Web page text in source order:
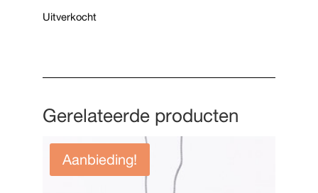
Uitverkocht
Gerelateerde producten
Aanbieding!